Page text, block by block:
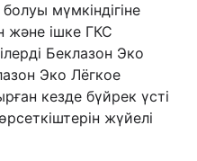
болуы мүмкіндігіне
және ішке ГКС
Беклазон Эко
Эко Лёгкое
кезде бүйрек үсті
жүйелі